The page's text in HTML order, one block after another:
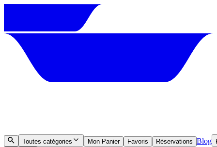
Toutes catégories Mon Panier Favoris Réservations Blog